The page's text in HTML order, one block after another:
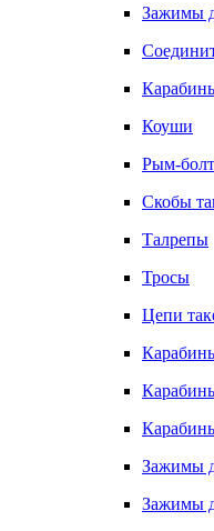
Зажимы
Коуши
Рым-
Скобы
Талрепы
Тросы
Цепи
Зажимы
Зажимы